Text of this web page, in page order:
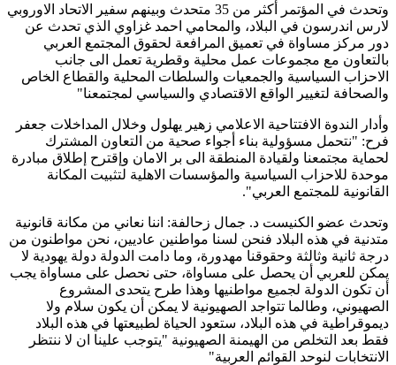
وتحدث في المؤتمر أكثر من 35 متحدث وبينهم سفير الاتحاد الاوروبي
لارس اندرسون في البلاد، والمحامي احمد غزاوي الذي تحدث عن
دور مركز مساواة في تعميق المرافعة لحقوق المجتمع العربي
بالتعاون مع مجموعات عمل محلية وقطرية تعمل الى جانب
الاحزاب السياسية والجمعيات والسلطات المحلية والقطاع الخاص
والصحافة لتغيير الواقع الاقتصادي والسياسي لمجتمعنا"
وأدار الندوة الافتتاحية الاعلامي زهير يهلول وخلال المداخلات جعفر
فرح: "نتحمل مسؤولية بناء أجواء صحية من التعاون المشترك
لحماية مجتمعنا ولقيادة المنطقة الى بر الامان وإقترح إطلاق مبادرة
موحدة للاحزاب السياسية والمؤسسات الاهلية لتثبيت المكانة
القانونية للمجتمع العربي".
وتحدث عضو الكنيست د. جمال زحالفة: اننا نعاني من مكانة قانونية
متدنية في هذه البلاد فنحن لسنا مواطنين عاديين، نحن مواطنون من
درجة ثانية وثالثة وحقوقنا مهدورة، وما دامت الدولة دولة يهودية لا
يمكن للعربي أن يحصل على مساواة، حتى نحصل على مساواة يجب
أن تكون الدولة لجميع مواطنيها وهذا طرح يتحدى المشروع
الصهيوني، وطالما تتواجد الصهيونية لا يمكن أن يكون سلام ولا
ديموقراطية في هذه البلاد، ستعود الحياة لطبيعتها في هذه البلاد
فقط بعد التخلص من الهيمنة الصهيونية "يتوجب علينا ان لا ننتظر
الانتخابات لنوحد القوائم العربية"